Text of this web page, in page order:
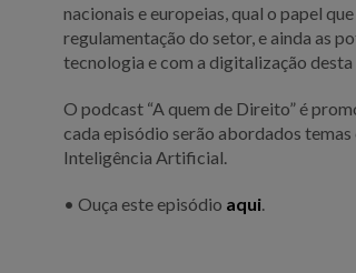
nacionais e europeias, qual o papel
regulamentação do setor, e ainda as
tecnologia e com a digitalização desta
O podcast “A quem de Direito” é
cada episódio serão abordados
Inteligência Artificial.
• Ouça este episódio aqui